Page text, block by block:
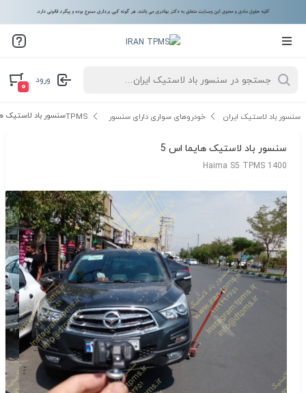
ورود
۰
سنسور باد لاستیک ایران خودروهای سواری دارای سنسور TPMS سنسور باد لاستیک
سنسور باد لاستیک هایما اس 5
Haima S5 TPMS 1400